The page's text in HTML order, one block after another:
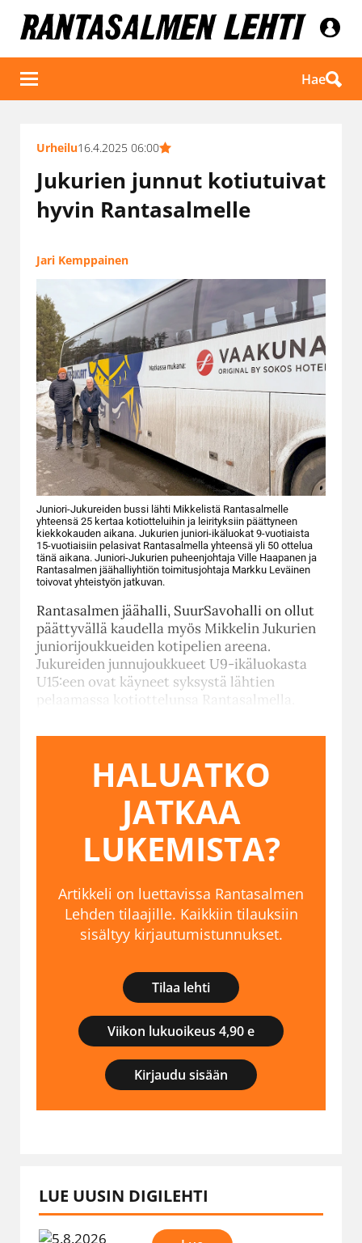
Hae
Urheilu16.4.2025 06:00
Jukurien junnut kotiutuivat
hyvin Rantasalmelle
Jari Kemppainen
Juniori-Jukureiden bussi lähti Mikkelistä Rantasalmelle
yhteensä 25 kertaa kotiotteluihin ja leirityksiin päättyneen
kiekkokauden aikana. Jukurien juniori-ikäluokat 9-vuotiaista
15-vuotiaisiin pelasivat Rantasalmella yhteensä yli 50 ottelua
tänä aikana. Juniori-Jukurien puheenjohtaja Ville Haapanen ja
Rantasalmen jäähalliyhtiön toimitusjohtaja Markku Leväinen
toivovat yhteistyön jatkuvan.
Rantasalmen jäähalli, SuurSavohalli on ollut
päättyvällä kaudella myös Mikkelin Jukurien
juniorijoukkueiden kotipelien areena.
Jukureiden junnujoukkueet U9-ikäluokasta
U15:een ovat käyneet syksystä lähtien
pelaamassa kotiottelunsa Rantasalmella.
HALUATKO
JATKAA
LUKEMISTA?
Artikkeli on luettavissa Rantasalmen
Lehden tilaajille. Kaikkiin tilauksiin
sisältyy kirjautumistunnukset.
Tilaa lehti
Viikon lukuoikeus 4,90 e
Kirjaudu sisään
LUE UUSIN DIGILEHTI